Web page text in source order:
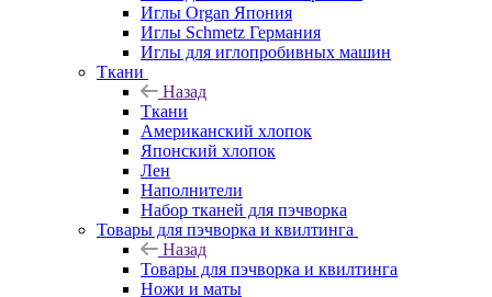
Иглы Organ Япония
Иглы Schmetz Германия
Иглы для иглопробивных машин
Ткани
Назад
Ткани
Американский хлопок
Японский хлопок
Лен
Наполнители
Набор тканей для пэчворка
Товары для пэчворка и квилтинга
Назад
Товары для пэчворка и квилтинга
Ножи и маты